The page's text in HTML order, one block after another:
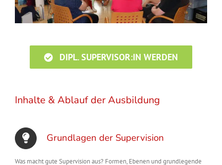
DIPL. SUPERVISOR:IN WERDEN
Inhalte & Ablauf der Ausbildung
Grundlagen der Supervision
Was macht gute Supervision aus? Formen, Ebenen und grundlegende